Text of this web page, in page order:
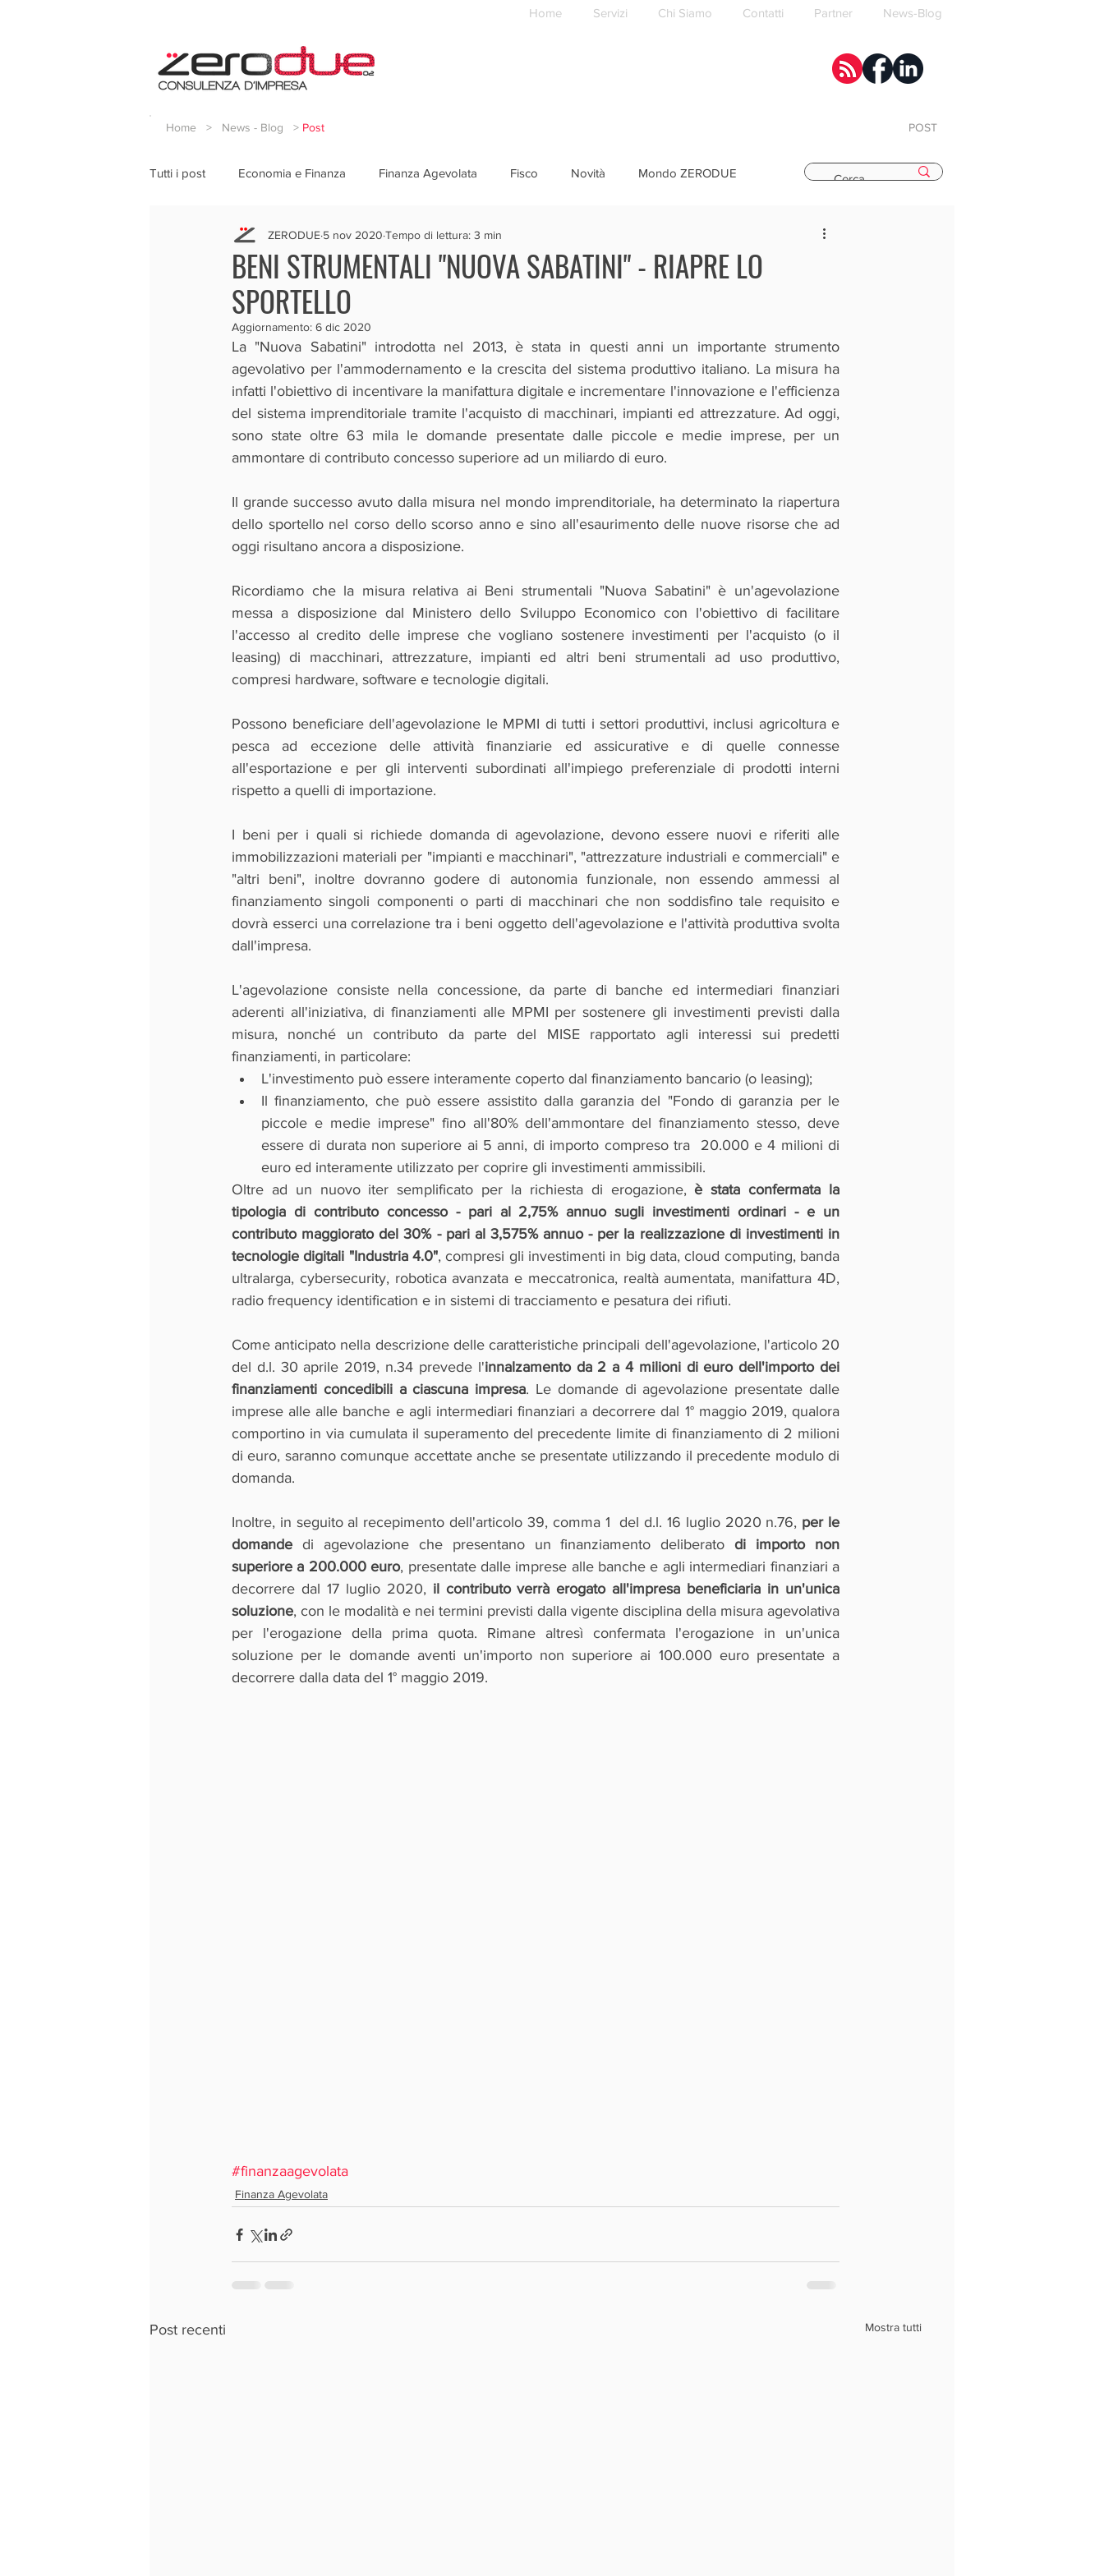
Home Servizi Chi Siamo Contatti Partner News-Blog
Home > News - Blog > Post POST
Tutti i post Economia e Finanza Finanza Agevolata Fisco Novità Mondo ZERODUE
BENI STRUMENTALI "NUOVA SABATINI" - RIAPRE LO
SPORTELLO
ZERODUE 5 nov 2020 Tempo di lettura: 3 min
Aggiornamento: 6 dic 2020
La "Nuova Sabatini" introdotta nel 2013, è stata in questi anni un importante strumento
agevolativo per l'ammodernamento e la crescita del sistema produttivo italiano. La misura ha
infatti l'obiettivo di incentivare la manifattura digitale e incrementare l'innovazione e l'efficienza
del sistema imprenditoriale tramite l'acquisto di macchinari, impianti ed attrezzature. Ad oggi,
sono state oltre 63 mila le domande presentate dalle piccole e medie imprese, per un
ammontare di contributo concesso superiore ad un miliardo di euro.
Il grande successo avuto dalla misura nel mondo imprenditoriale, ha determinato la riapertura
dello sportello nel corso dello scorso anno e sino all'esaurimento delle nuove risorse che ad
oggi risultano ancora a disposizione.
Ricordiamo che la misura relativa ai Beni strumentali "Nuova Sabatini" è un'agevolazione
messa a disposizione dal Ministero dello Sviluppo Economico con l'obiettivo di facilitare
l'accesso al credito delle imprese che vogliano sostenere investimenti per l'acquisto (o il
leasing) di macchinari, attrezzature, impianti ed altri beni strumentali ad uso produttivo,
compresi hardware, software e tecnologie digitali.
Possono beneficiare dell'agevolazione le MPMI di tutti i settori produttivi, inclusi agricoltura e
pesca ad eccezione delle attività finanziarie ed assicurative e di quelle connesse
all'esportazione e per gli interventi subordinati all'impiego preferenziale di prodotti interni
rispetto a quelli di importazione.
I beni per i quali si richiede domanda di agevolazione, devono essere nuovi e riferiti alle
immobilizzazioni materiali per "impianti e macchinari", "attrezzature industriali e commerciali" e
"altri beni", inoltre dovranno godere di autonomia funzionale, non essendo ammessi al
finanziamento singoli componenti o parti di macchinari che non soddisfino tale requisito e
dovrà esserci una correlazione tra i beni oggetto dell'agevolazione e l'attività produttiva svolta
dall'impresa.
L'agevolazione consiste nella concessione, da parte di banche ed intermediari finanziari
aderenti all'iniziativa, di finanziamenti alle MPMI per sostenere gli investimenti previsti dalla
misura, nonché un contributo da parte del MISE rapportato agli interessi sui predetti
finanziamenti, in particolare:
L'investimento può essere interamente coperto dal finanziamento bancario (o leasing);
Il finanziamento, che può essere assistito dalla garanzia del "Fondo di garanzia per le
piccole e medie imprese" fino all'80% dell'ammontare del finanziamento stesso, deve
essere di durata non superiore ai 5 anni, di importo compreso tra  20.000 e 4 milioni di
euro ed interamente utilizzato per coprire gli investimenti ammissibili.
Oltre ad un nuovo iter semplificato per la richiesta di erogazione, è stata confermata la
tipologia di contributo concesso - pari al 2,75% annuo sugli investimenti ordinari - e un
contributo maggiorato del 30% - pari al 3,575% annuo - per la realizzazione di investimenti in
tecnologie digitali "Industria 4.0", compresi gli investimenti in big data, cloud computing, banda
ultralarga, cybersecurity, robotica avanzata e meccatronica, realtà aumentata, manifattura 4D,
radio frequency identification e in sistemi di tracciamento e pesatura dei rifiuti.
Come anticipato nella descrizione delle caratteristiche principali dell'agevolazione, l'articolo 20
del d.l. 30 aprile 2019, n.34 prevede l'innalzamento da 2 a 4 milioni di euro dell'importo dei
finanziamenti concedibili a ciascuna impresa. Le domande di agevolazione presentate dalle
imprese alle alle banche e agli intermediari finanziari a decorrere dal 1° maggio 2019, qualora
comportino in via cumulata il superamento del precedente limite di finanziamento di 2 milioni
di euro, saranno comunque accettate anche se presentate utilizzando il precedente modulo di
domanda.
Inoltre, in seguito al recepimento dell'articolo 39, comma 1  del d.l. 16 luglio 2020 n.76, per le
domande di agevolazione che presentano un finanziamento deliberato di importo non
superiore a 200.000 euro, presentate dalle imprese alle banche e agli intermediari finanziari a
decorrere dal 17 luglio 2020, il contributo verrà erogato all'impresa beneficiaria in un'unica
soluzione, con le modalità e nei termini previsti dalla vigente disciplina della misura agevolativa
per l'erogazione della prima quota. Rimane altresì confermata l'erogazione in un'unica
soluzione per le domande aventi un'importo non superiore ai 100.000 euro presentate a
decorrere dalla data del 1° maggio 2019.
#finanzaagevolata
Finanza Agevolata
Post recenti Mostra tutti